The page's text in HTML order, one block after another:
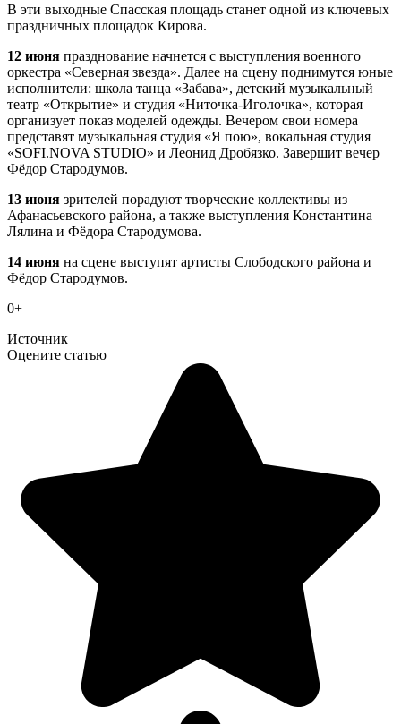
В эти выходные Спасская площадь станет одной из ключевых
праздничных площадок Кирова.
12 июня празднование начнется с выступления военного
оркестра «Северная звезда». Далее на сцену поднимутся юные
исполнители: школа танца «Забава», детский музыкальный
театр «Открытие» и студия «Ниточка-Иголочка», которая
организует показ моделей одежды. Вечером свои номера
представят музыкальная студия «Я пою», вокальная студия
«SOFI.NOVA STUDIO» и Леонид Дробязко. Завершит вечер
Фёдор Стародумов.
13 июня зрителей порадуют творческие коллективы из
Афанасьевского района, а также выступления Константина
Лялина и Фёдора Стародумова.
14 июня на сцене выступят артисты Слободского района и
Фёдор Стародумов.
0+
Источник
Оцените статью